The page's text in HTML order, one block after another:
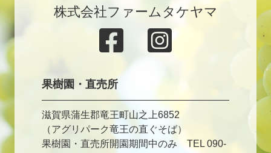
株式会社ファームタケヤマ
果樹園・直売所
滋賀県蒲生郡竜王町山之上6852
（アグリパーク竜王の直ぐそば）
果樹園・直売所開園期間中のみ TEL 090-